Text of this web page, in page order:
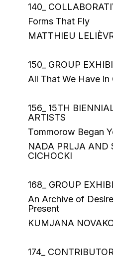
140_
Forms That Fly
MATTHIEU
150_ GROUP
All That We Have in
156_ 15TH
ARTISTS
Tommorow Began
NADA PRLJA AND
CICHOCKI
168_ GROUP
An Archive of
Present
KUMJANA
174_